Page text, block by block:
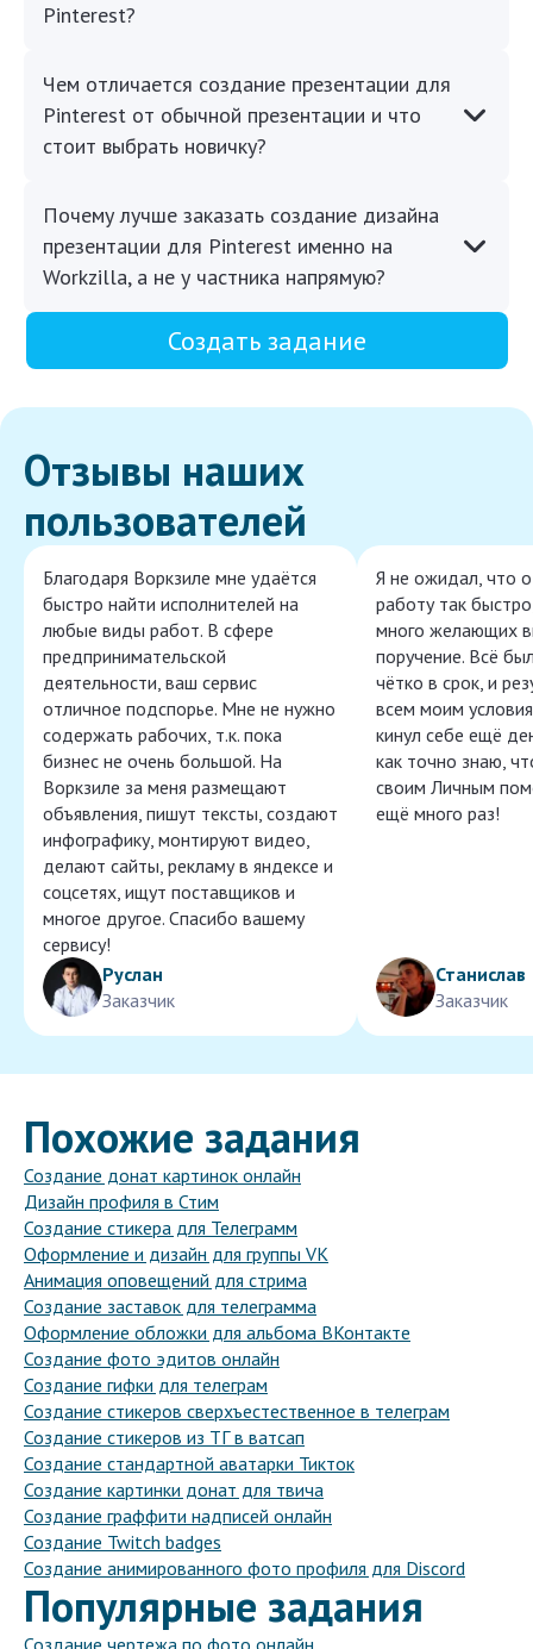
Pinterest?
Чем отличается создание презентации для
Pinterest от обычной презентации и что
стоит выбрать новичку?
Почему лучше заказать создание дизайна
презентации для Pinterest именно на
Workzilla, а не у частника напрямую?
Создать задание
Отзывы наших
пользователей
Благодаря Воркзиле мне удаётся
быстро найти исполнителей на
любые виды работ. В сфере
предпринимательской
деятельности, ваш сервис
отличное подспорье. Мне не нужно
содержать рабочих, т.к. пока
бизнес не очень большой. На
Воркзиле за меня размещают
объявления, пишут тексты, создают
инфографику, монтируют видео,
делают сайты, рекламу в яндексе и
соцсетях, ищут поставщиков и
многое другое. Спасибо вашему
сервису!
Руслан
Заказчик
Я не ожидал, что
работу так
много желающих
поручение. Всё
чётко в срок, и
всем моим
кинул себе ещё
как точно знаю,
своим Личным
ещё много раз!
Станислав
Заказчик
Похожие задания
Создание донат картинок онлайн
Дизайн профиля в Стим
Создание стикера для Телеграмм
Оформление и дизайн для группы VK
Анимация оповещений для стрима
Создание заставок для телеграмма
Оформление обложки для альбома ВКонтакте
Создание фото эдитов онлайн
Создание гифки для телеграм
Создание стикеров сверхъестественное в телеграм
Создание стикеров из ТГ в ватсап
Создание стандартной аватарки Тикток
Создание картинки донат для твича
Создание граффити надписей онлайн
Создание Twitch badges
Создание анимированного фото профиля для Discord
Популярные задания